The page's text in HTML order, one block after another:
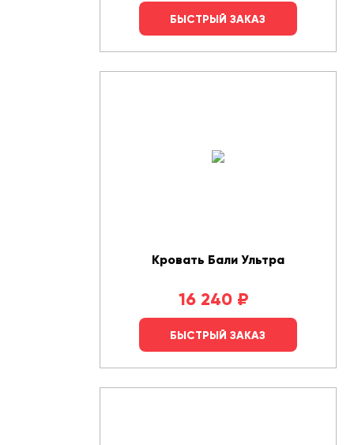
БЫСТРЫЙ ЗАКАЗ
Кровать Бали Ультра
16 240 ₽
БЫСТРЫЙ ЗАКАЗ